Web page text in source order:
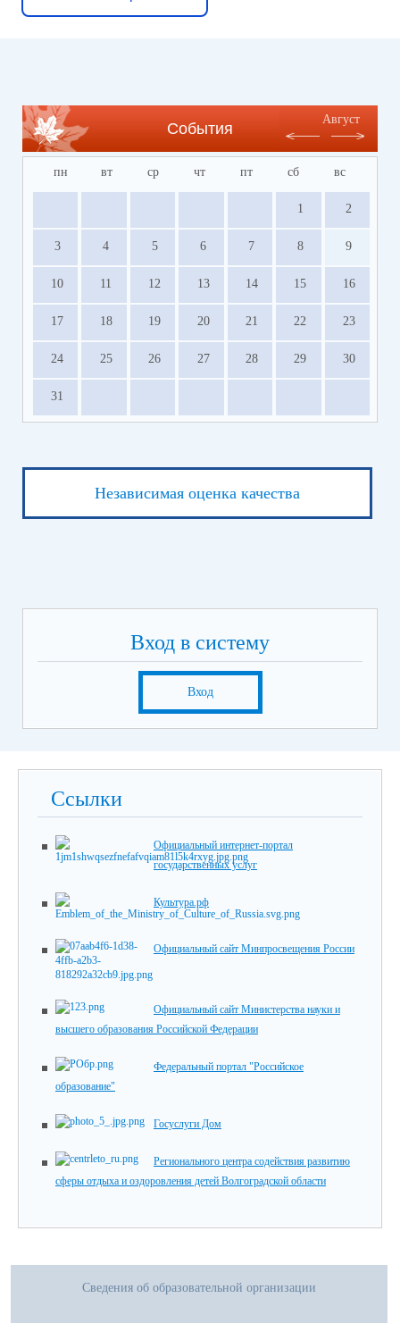
События
Август
пн вт ср чт пт сб вс
1 2
3 4 5 6 7 8 9
10 11 12 13 14 15 16
17 18 19 20 21 22 23
24 25 26 27 28 29 30
31
Независимая оценка качества
Вход в систему
Вход
Ссылки
Официальный интернет-портал
государственных услуг
Культура.рф
Официальный сайт Минпросвещения России
Официальный сайт Министерства науки и
высшего образования Российской Федерации
Федеральный портал "Российское
образование"
Госуслуги Дом
Регионального центра содействия развитию
сферы отдыха и оздоровления детей Волгоградской области
Сведения об образовательной организации